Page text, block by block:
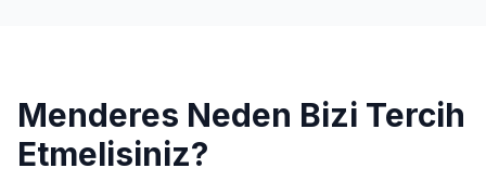
Menderes Neden Bizi Tercih
Etmelisiniz?